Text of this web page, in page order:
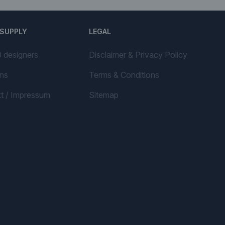
designers
/ Impressum
LEGAL
Disclaimer & Privacy Policy
Terms & Conditions
Sitemap